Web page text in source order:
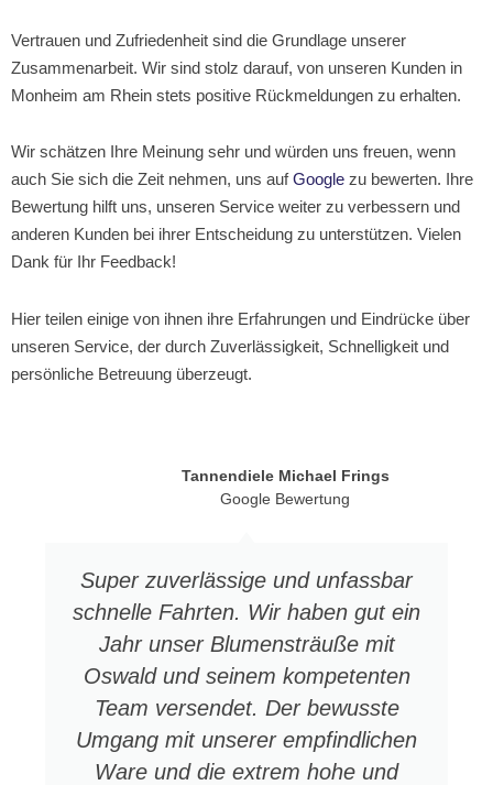
Vertrauen und Zufriedenheit sind die Grundlage unserer
Zusammenarbeit. Wir sind stolz darauf, von unseren Kunden in
Monheim am Rhein stets positive Rückmeldungen zu erhalten.
Wir schätzen Ihre Meinung sehr und würden uns freuen, wenn
auch Sie sich die Zeit nehmen, uns aufGoogle zu bewerten. Ihre
Bewertung hilft uns, unseren Service weiter zu verbessern und
anderen Kunden bei ihrer Entscheidung zu unterstützen. Vielen
Dank für Ihr Feedback!
Hier teilen einige von ihnen ihre Erfahrungen und Eindrücke über
unseren Service, der durch Zuverlässigkeit, Schnelligkeit und
persönliche Betreuung überzeugt.
Super zuverlässige und unfassbar
schnelle Fahrten. Wir haben gut ein
Jahr unser Blumensträuße mit
Oswald und seinem kompetenten
Team versendet. Der bewusste
Umgang mit unserer empfindlichen
Ware und die extrem hohe und
Tannendiele Michael Frings
Google Bewertung